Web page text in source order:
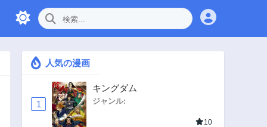
人気の漫画
1
キングダム
ジャンル:
10